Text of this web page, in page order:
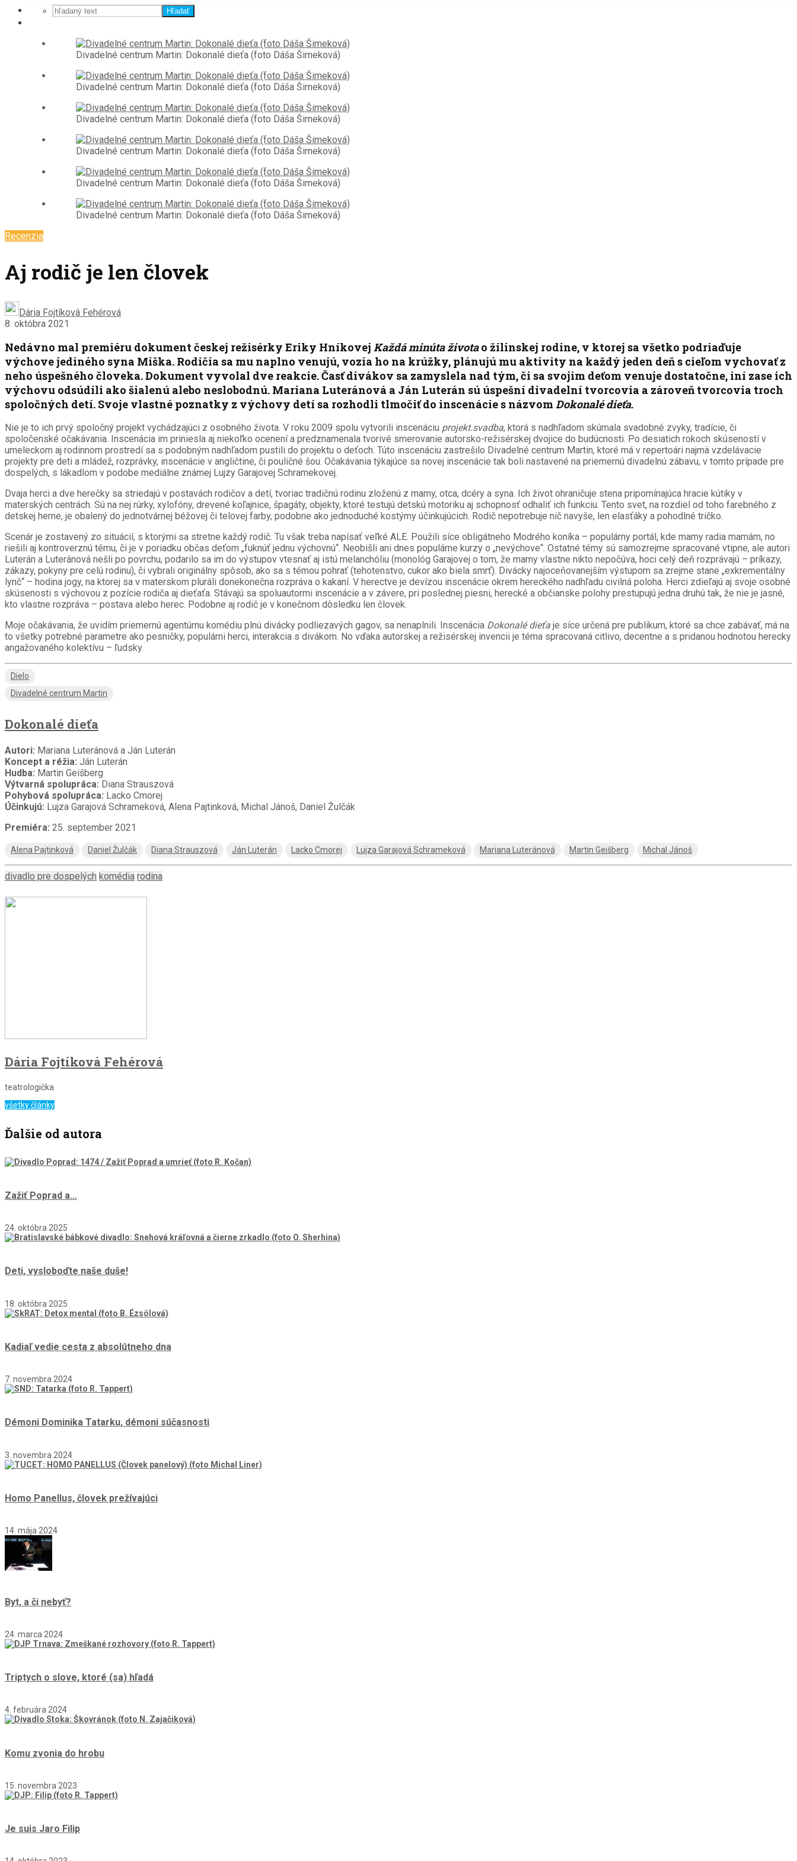
Hľadať
Divadelné centrum Martin: Dokonalé dieťa (foto Dáša Šimeková)
Divadelné centrum Martin: Dokonalé dieťa (foto Dáša Šimeková)
Divadelné centrum Martin: Dokonalé dieťa (foto Dáša Šimeková)
Divadelné centrum Martin: Dokonalé dieťa (foto Dáša Šimeková)
Divadelné centrum Martin: Dokonalé dieťa (foto Dáša Šimeková)
Divadelné centrum Martin: Dokonalé dieťa (foto Dáša Šimeková)
Recenzia
Aj rodič je len človek
Dária Fojtíková Fehérová
8. októbra 2021
Nedávno mal premiéru dokument českej režisérky Eriky Hníkovej Každá minúta životao žilinskej rodine, v ktorej sa všetko podriaďuje
výchove jediného syna Miška. Rodičia sa mu naplno venujú, vozia ho na krúžky, plánujú mu aktivity na každý jeden deň s cieľom vychovať z
neho úspešného človeka. Dokument vyvolal dve reakcie. Časť divákov sa zamyslela nad tým, či sa svojim deťom venuje dostatočne, iní zase ich
výchovu odsúdili ako šialenú alebo neslobodnú. Mariana Luteránová a Ján Luterán sú úspešní divadelní tvorcovia a zároveň tvorcovia troch
spoločných detí. Svoje vlastné poznatky z výchovy detí sa rozhodli tlmočiť do inscenácie s názvomDokonalé dieťa.
Nie je to ich prvý spoločný projekt vychádzajúci z osobného života. V roku 2009 spolu vytvorili inscenáciu projekt.svadba, ktorá s nadhľadom skúmala svadobné zvyky, tradície, či
spoločenské očakávania. Inscenácia im priniesla aj niekoľko ocenení a predznamenala tvorivé smerovanie autorsko-režisérskej dvojice do budúcnosti. Po desiatich rokoch skúseností v
umeleckom aj rodinnom prostredí sa s podobným nadhľadom pustili do projektu o deťoch. Túto inscenáciu zastrešilo Divadelné centrum Martin, ktoré má v repertoári najmä vzdelávacie
projekty pre deti a mládež, rozprávky, inscenácie v angličtine, či pouličné šou. Očakávania týkajúce sa novej inscenácie tak boli nastavené na priemernú divadelnú zábavu, v tomto prípade pre
dospelých, s lákadlom v podobe mediálne známej Lujzy Garajovej Schramekovej.
Dvaja herci a dve herečky sa striedajú v postavách rodičov a detí, tvoriac tradičnú rodinu zloženú z mamy, otca, dcéry a syna. Ich život ohraničuje stena pripomínajúca hracie kútiky v
materských centrách. Sú na nej rúrky, xylofóny, drevené koľajnice, špagáty, objekty, ktoré testujú detskú motoriku aj schopnosť odhaliť ich funkciu. Tento svet, na rozdiel od toho farebného z
detskej herne, je obalený do jednotvárnej béžovej či telovej farby, podobne ako jednoduché kostýmy účinkujúcich. Rodič nepotrebuje nič navyše, len elasťáky a pohodlné tričko.
Scenár je zostavený zo situácií, s ktorými sa stretne každý rodič. Tu však treba napísať veľké ALE. Použili síce obligátneho Modrého koníka – populárny portál, kde mamy radia mamám, no
riešili aj kontroverznú tému, či je v poriadku občas deťom „fuknúť jednu výchovnú“. Neobišli ani dnes populárne kurzy o „nevýchove“. Ostatné témy sú samozrejme spracované vtipne, ale autori
Luterán a Luteránová nešli po povrchu, podarilo sa im do výstupov vtesnať aj istú melanchóliu (monológ Garajovej o tom, že mamy vlastne nikto nepočúva, hoci celý deň rozprávajú – príkazy,
zákazy, pokyny pre celú rodinu), či vybrali originálny spôsob, ako sa s témou pohrať (tehotenstvo, cukor ako biela smrť). Divácky najoceňovanejším výstupom sa zrejme stane „exkrementálny
lynč“ – hodina jogy, na ktorej sa v materskom pluráli donekonečna rozpráva o kakaní. V herectve je devízou inscenácie okrem hereckého nadhľadu civilná poloha. Herci zdieľajú aj svoje osobné
skúsenosti s výchovou z pozície rodiča aj dieťaťa. Stávajú sa spoluautormi inscenácie a v závere, pri poslednej piesni, herecké a občianske polohy prestupujú jedna druhú tak, že nie je jasné,
kto vlastne rozpráva – postava alebo herec. Podobne aj rodič je v konečnom dôsledku len človek.
Moje očakávania, že uvidím priemernú agentúrnu komédiu plnú divácky podliezavých gagov, sa nenaplnili. Inscenácia Dokonalé dieťa je síce určená pre publikum, ktoré sa chce zabávať, má na
to všetky potrebné parametre ako pesničky, populárni herci, interakcia s divákom. No vďaka autorskej a režisérskej invencii je téma spracovaná citlivo, decentne a s pridanou hodnotou herecky
angažovaného kolektívu – ľudsky.
Dielo
Divadelné centrum Martin
Dokonalé dieťa
Autori: Mariana Luteránová a Ján Luterán
Koncept a réžia: Ján Luterán
Hudba: Martin Geišberg
Výtvarná spolupráca: Diana Strauszová
Pohybová spolupráca: Lacko Cmorej
Účinkujú: Lujza Garajová Schrameková, Alena Pajtinková, Michal Jánoš, Daniel Žulčák
Premiéra: 25. september 2021
Alena Pajtinková Daniel Žulčák Diana Strauszová Ján Luterán Lacko Cmorej Lujza Garajová Schrameková Mariana Luteránová Martin Geišberg Michal Jánoš
divadlo pre dospelých komédia rodina
Dária Fojtíková Fehérová
teatrologička
všetky články
Ďalšie od autora
Zažiť Poprad a…
24. októbra 2025
Deti, vysloboďte naše duše!
18. októbra 2025
Kadiaľ vedie cesta z absolútneho dna
7. novembra 2024
Démoni Dominika Tatarku, démoni súčasnosti
3. novembra 2024
Homo Panellus, človek prežívajúci
14. mája 2024
Byt, a či nebyť?
24. marca 2024
Triptych o slove, ktoré (sa) hľadá
4. februára 2024
Komu zvonia do hrobu
15. novembra 2023
Je suis Jaro Filip